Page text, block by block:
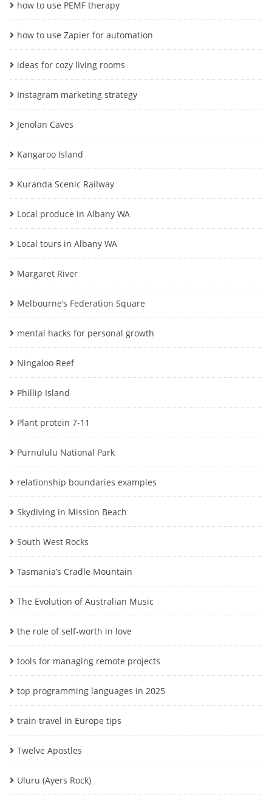
how to use PEMF therapy
how to use Zapier for automation
ideas for cozy living rooms
Instagram marketing strategy
Jenolan Caves
Kangaroo Island
Kuranda Scenic Railway
Local produce in Albany WA
Local tours in Albany WA
Margaret River
Melbourne’s Federation Square
mental hacks for personal growth
Ningaloo Reef
Phillip Island
Plant protein 7-11
Purnululu National Park
relationship boundaries examples
Skydiving in Mission Beach
South West Rocks
Tasmania’s Cradle Mountain
The Evolution of Australian Music
the role of self-worth in love
tools for managing remote projects
top programming languages in 2025
train travel in Europe tips
Twelve Apostles
Uluru (Ayers Rock)